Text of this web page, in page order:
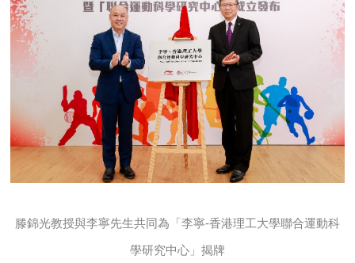
滕錦光教授與李寧先生共同為「李寧-香港理工大學聯合運動科
學研究中心」揭牌